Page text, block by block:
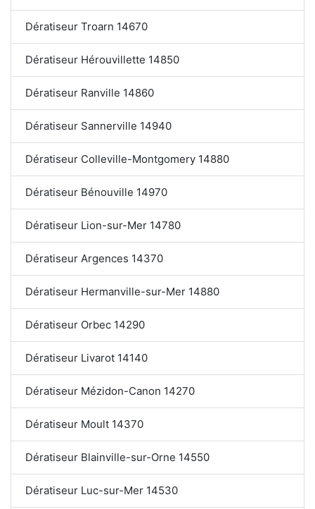
Dératiseur Troarn 14670
Dératiseur Hérouvillette 14850
Dératiseur Ranville 14860
Dératiseur Sannerville 14940
Dératiseur Colleville-Montgomery 14880
Dératiseur Bénouville 14970
Dératiseur Lion-sur-Mer 14780
Dératiseur Argences 14370
Dératiseur Hermanville-sur-Mer 14880
Dératiseur Orbec 14290
Dératiseur Livarot 14140
Dératiseur Mézidon-Canon 14270
Dératiseur Moult 14370
Dératiseur Blainville-sur-Orne 14550
Dératiseur Luc-sur-Mer 14530